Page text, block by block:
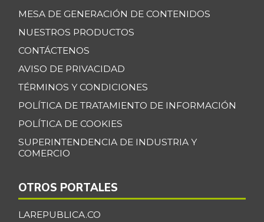
MESA DE GENERACIÓN DE CONTENIDOS
NUESTROS PRODUCTOS
CONTÁCTENOS
AVISO DE PRIVACIDAD
TÉRMINOS Y CONDICIONES
POLÍTICA DE TRATAMIENTO DE INFORMACIÓN
POLÍTICA DE COOKIES
SUPERINTENDENCIA DE INDUSTRIA Y
COMERCIO
OTROS PORTALES
LAREPUBLICA.CO